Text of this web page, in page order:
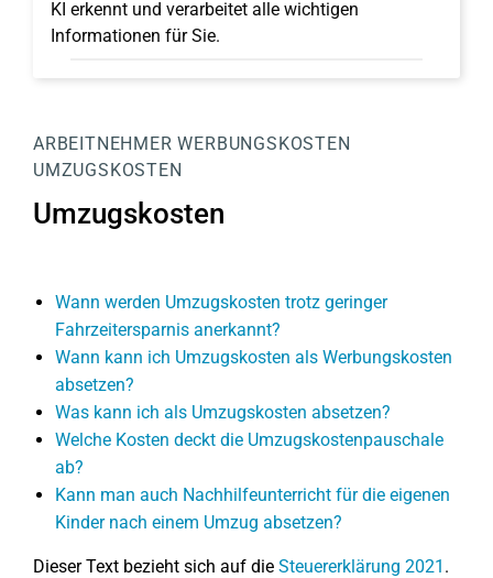
KI erkennt und verarbeitet alle wichtigen
Informationen für Sie.
ARBEITNEHMER WERBUNGSKOSTEN
UMZUGSKOSTEN
Umzugskosten
Wann werden Umzugskosten trotz geringer
Fahrzeitersparnis anerkannt?
Wann kann ich Umzugskosten als Werbungskosten
absetzen?
Was kann ich als Umzugskosten absetzen?
Welche Kosten deckt die Umzugskostenpauschale
ab?
Kann man auch Nachhilfeunterricht für die eigenen
Kinder nach einem Umzug absetzen?
Dieser Text bezieht sich auf die Steuererklärung 2021 .